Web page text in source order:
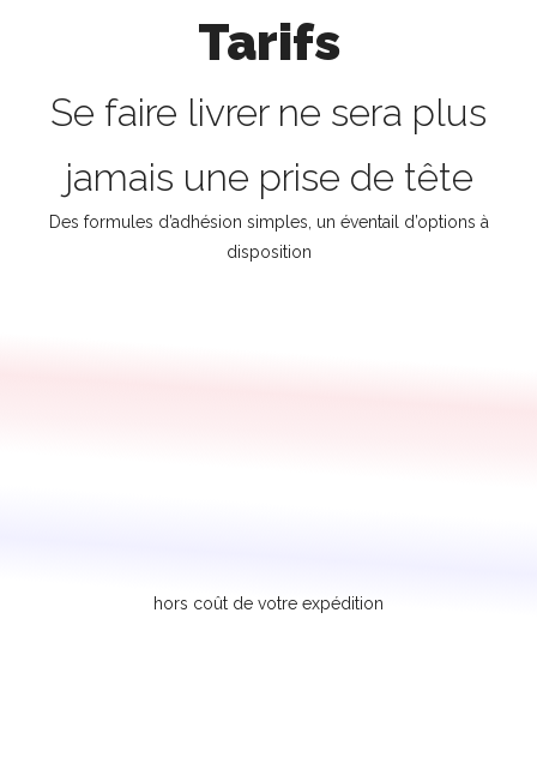
Tarifs
Se faire livrer ne sera plus
jamais une prise de tête
Des formules d’adhésion simples, un éventail d’options à
disposition
hors coût de votre expédition